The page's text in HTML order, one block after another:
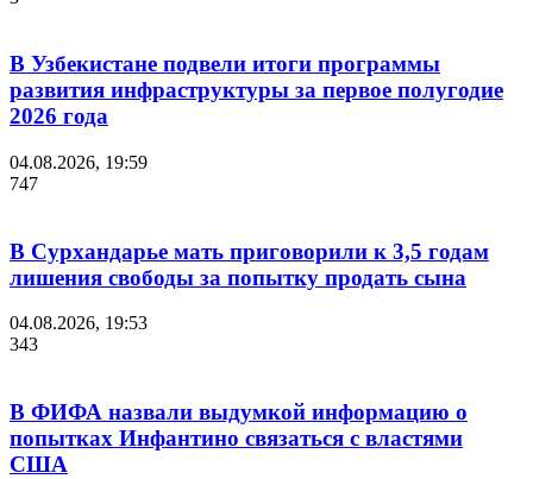
В Узбекистане подвели итоги программы
развития инфраструктуры за первое полугодие
2026 года
04.08.2026, 19:59
747
В Сурхандарье мать приговорили к 3,5 годам
лишения свободы за попытку продать сына
04.08.2026, 19:53
343
В ФИФА назвали выдумкой информацию о
попытках Инфантино связаться с властями
США